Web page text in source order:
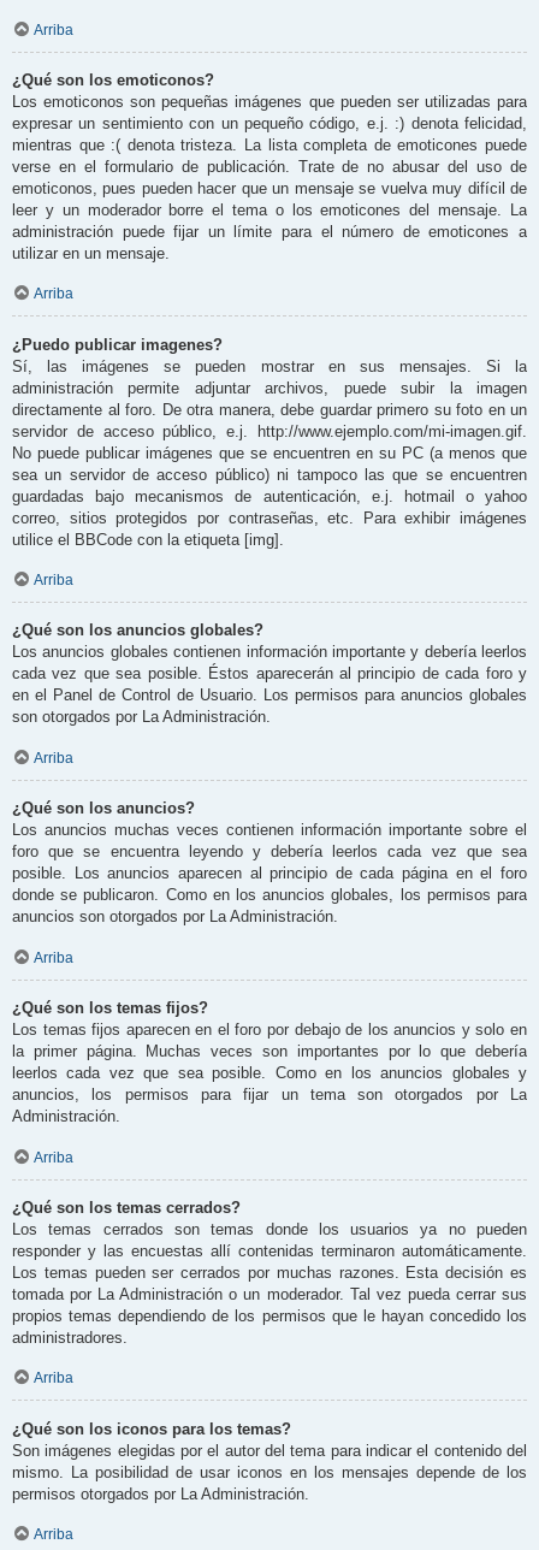
Arriba
¿Qué son los emoticonos?
Los emoticonos son pequeñas imágenes que pueden ser utilizadas para
expresar un sentimiento con un pequeño código, e.j. :) denota felicidad,
mientras que :( denota tristeza. La lista completa de emoticones puede
verse en el formulario de publicación. Trate de no abusar del uso de
emoticonos, pues pueden hacer que un mensaje se vuelva muy difícil de
leer y un moderador borre el tema o los emoticones del mensaje. La
administración puede fijar un límite para el número de emoticones a
utilizar en un mensaje.
Arriba
¿Puedo publicar imagenes?
Sí, las imágenes se pueden mostrar en sus mensajes. Si la
administración permite adjuntar archivos, puede subir la imagen
directamente al foro. De otra manera, debe guardar primero su foto en un
servidor de acceso público, e.j. http://www.ejemplo.com/mi-imagen.gif.
No puede publicar imágenes que se encuentren en su PC (a menos que
sea un servidor de acceso público) ni tampoco las que se encuentren
guardadas bajo mecanismos de autenticación, e.j. hotmail o yahoo
correo, sitios protegidos por contraseñas, etc. Para exhibir imágenes
utilice el BBCode con la etiqueta [img].
Arriba
¿Qué son los anuncios globales?
Los anuncios globales contienen información importante y debería leerlos
cada vez que sea posible. Éstos aparecerán al principio de cada foro y
en el Panel de Control de Usuario. Los permisos para anuncios globales
son otorgados por La Administración.
Arriba
¿Qué son los anuncios?
Los anuncios muchas veces contienen información importante sobre el
foro que se encuentra leyendo y debería leerlos cada vez que sea
posible. Los anuncios aparecen al principio de cada página en el foro
donde se publicaron. Como en los anuncios globales, los permisos para
anuncios son otorgados por La Administración.
Arriba
¿Qué son los temas fijos?
Los temas fijos aparecen en el foro por debajo de los anuncios y solo en
la primer página. Muchas veces son importantes por lo que debería
leerlos cada vez que sea posible. Como en los anuncios globales y
anuncios, los permisos para fijar un tema son otorgados por La
Administración.
Arriba
¿Qué son los temas cerrados?
Los temas cerrados son temas donde los usuarios ya no pueden
responder y las encuestas allí contenidas terminaron automáticamente.
Los temas pueden ser cerrados por muchas razones. Esta decisión es
tomada por La Administración o un moderador. Tal vez pueda cerrar sus
propios temas dependiendo de los permisos que le hayan concedido los
administradores.
Arriba
¿Qué son los iconos para los temas?
Son imágenes elegidas por el autor del tema para indicar el contenido del
mismo. La posibilidad de usar iconos en los mensajes depende de los
permisos otorgados por La Administración.
Arriba